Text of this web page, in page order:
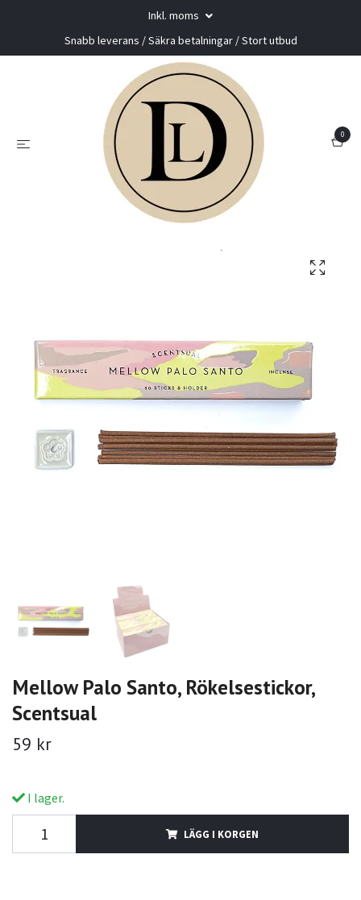
Inkl. moms
Snabb leverans / Säkra betalningar / Stort utbud
0
Mellow Palo Santo, Rökelsestickor,
Scentsual
59 kr
I lager.
LÄGG I KORGEN